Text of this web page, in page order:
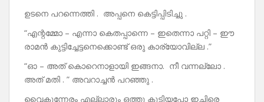
ഉടനെ പറന്നെത്തി . അപ്പനെ കെട്ടിപ്പിടിച്ചു .
“എന്റമ്മോ – എന്നാ കെതപ്പാന്നെ – ഇതെന്നാ പറ്റി – ഈ
രാമൻ കുട്ടിച്ചേട്ടനെക്കൊണ്ട് ഒരു കാര്യോവില്ല .”
“ഓ – അത് കൊറെനാളായി ഇങ്ങനാ. നീ വന്നല്ലോ .
അത് മതി . ” അവറാച്ചൻ പറഞ്ഞു .
വൈകുന്നേരം എല്ലാരും ഒത്തു കൂടിയപ്പോ ഇച്ചിരെ